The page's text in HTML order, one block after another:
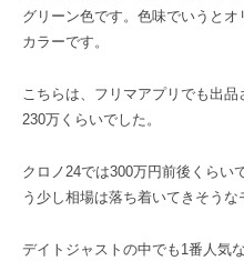
グリーン色です。色味でいうと
カラーです。
こちらは、フリマアプリでも出
230万くらいでした。
クロノ24では300万円前後くらい
う少し相場は落ち着いてきそうな
デイトジャストの中でも1番人気